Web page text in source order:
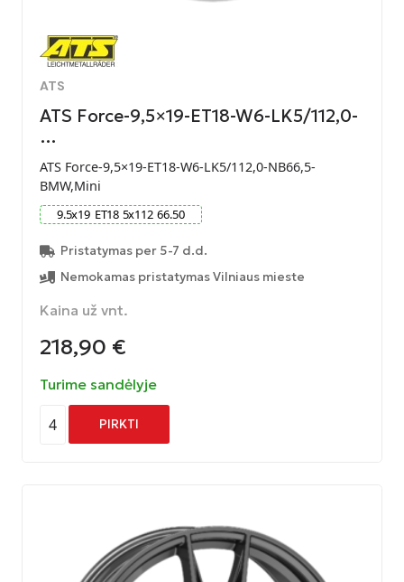
ATS
ATS Force-9,5×19-ET18-W6-LK5/112,0-
…
ATS Force-9,5×19-ET18-W6-LK5/112,0-NB66,5-
BMW,Mini
9.5x19 ET18 5x112 66.50
Pristatymas per 5-7 d.d.
Nemokamas pristatymas Vilniaus mieste
Kaina už vnt.
218,90 €
Turime sandėlyje
4 PIRKTI